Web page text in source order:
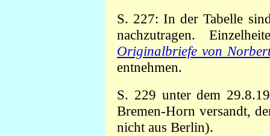
S. 227: In der Tabelle
nachzutragen.
Originalbriefe von
entnehmen.
S. 229 unter dem
Bremen-Horn versandt,
nicht aus Berlin).